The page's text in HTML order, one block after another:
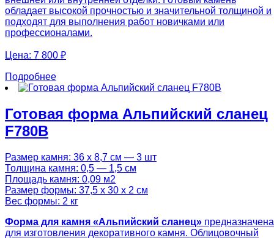
обладает высокой прочностью и значительной толщиной и
подходят для выполнения работ новичками или
профессионалами.
Цена: 7 800 ₽
Подробнее
Готовая форма Альпийский сланец
F780B
Размер камня: 36 х 8,7 см — 3 шт
Толщина камня: 0,5 — 1,5 см
Площадь камня: 0,09 м2
Размер формы: 37,5 х 30 х 2 см
Вес формы: 2 кг
Форма для камня «Альпийский сланец» предназначена
для изготовления декоративного камня. Облицовочный